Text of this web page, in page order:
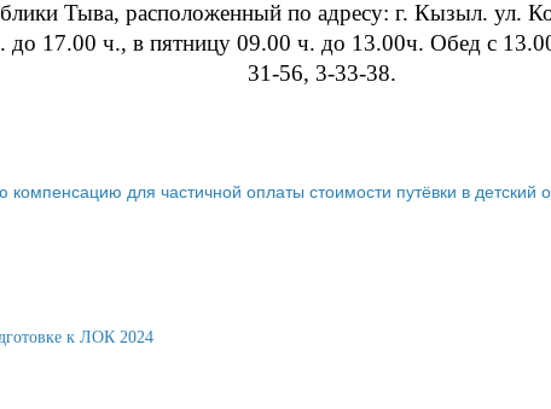
Тыва, расположенный по адресу: г. Кызыл. ул.
до 17.00 ч., в пятницу 09.00 ч. до 13.00ч. Обед с
31-56, 3-33-38.
для частичной оплаты стоимости путёвки в детский
к ЛОК 2024